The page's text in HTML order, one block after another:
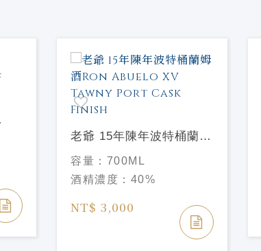
老爺 15年陳年波特桶蘭姆
酒Ron Abuelo XV Tawny
Port Cask Finish
容量： 700ML
酒精濃度： 40%
NT$ 3,000